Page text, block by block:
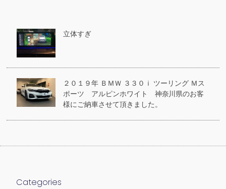
プライバシーポリシー
立体すぎ
２０１９年 ＢＭＷ ３３０ｉ ツーリング Ｍス
ポーツ アルピンホワイト 神奈川県のお客
様にご納車させて頂きました。
Categories